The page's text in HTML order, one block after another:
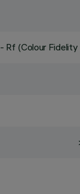
- Rf (Colour